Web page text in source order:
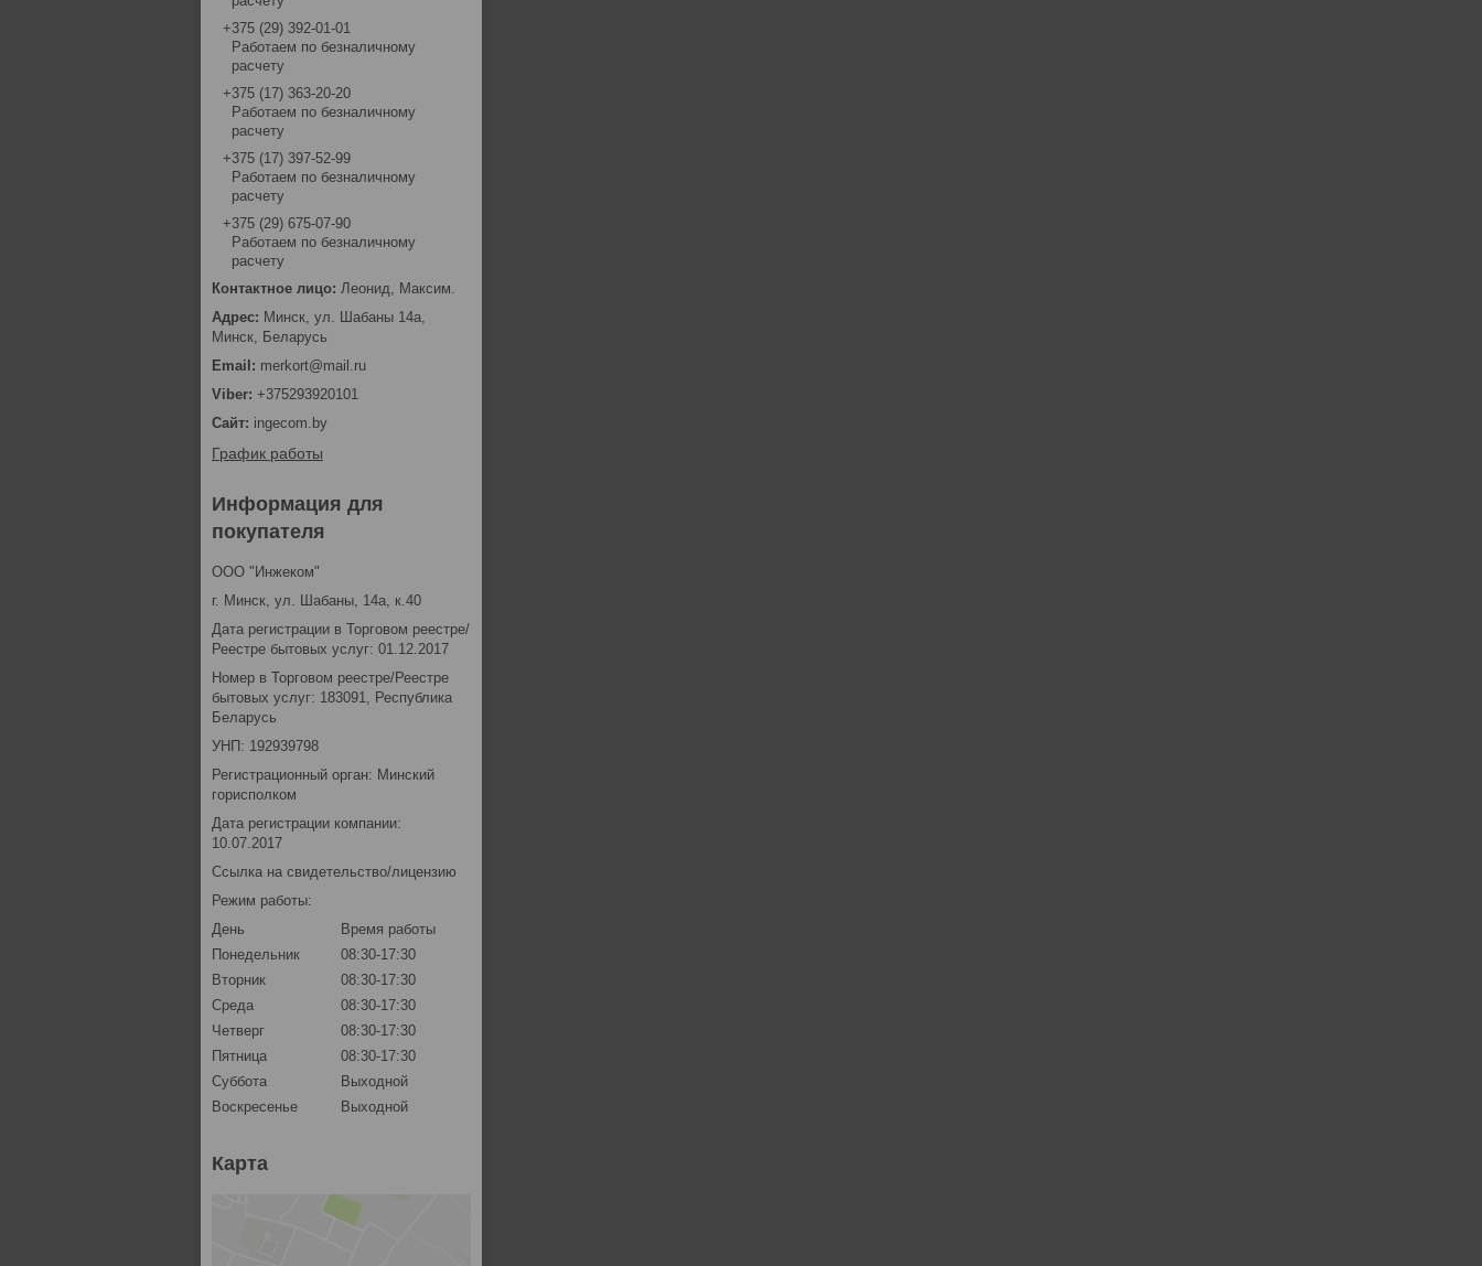
+375 (29) 392-01-01
Работаем по безналичному
расчету
+375 (17) 363-20-20
Работаем по безналичному
расчету
+375 (17) 397-52-99
Работаем по безналичному
расчету
+375 (29) 675-07-90
Работаем по безналичному
расчету
Леонид, Максим.
Минск, ул. Шабаны 14а,
Минск, Беларусь
merkort@mail.ru
+375293920101
ingecom.by
График работы
Информация для
покупателя
ООО "Инжеком"
г. Минск, ул. Шабаны, 14а, к.40
Дата регистрации в Торговом реестре/
Реестре бытовых услуг: 01.12.2017
Номер в Торговом реестре/Реестре
бытовых услуг: 183091, Республика
Беларусь
УНП: 192939798
Регистрационный орган: Минский
горисполком
Дата регистрации компании:
10.07.2017
Ссылка на свидетельство/лицензию
Режим работы:
День
Время работы
Понедельник
08:30-17:30
Вторник
08:30-17:30
Среда
08:30-17:30
Четверг
08:30-17:30
Пятница
08:30-17:30
Суббота
Выходной
Воскресенье
Выходной
Карта